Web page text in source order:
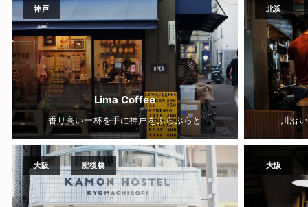
神戸
Lima Coffee
香り高い一杯を手に神戸をぶらぶらと
北浜
川沿
大阪 肥後橋 大阪